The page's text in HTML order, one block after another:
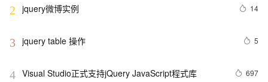
2 jquery微博实例 14
3 jquery table 操作 5
4 Visual Studio正式支持jQuery JavaScript程式库 697